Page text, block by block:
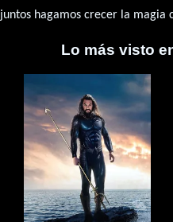
juntos hagamos crecer la magia
Lo más visto